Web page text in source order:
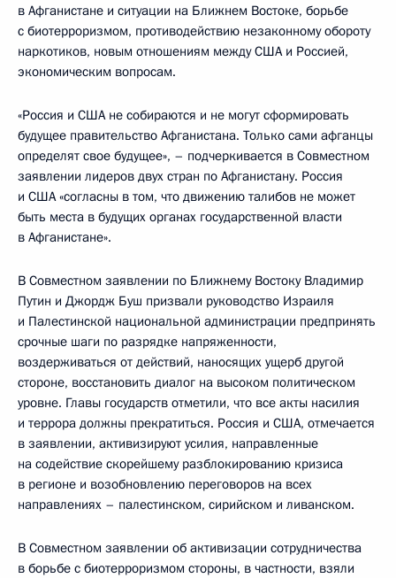
в Афганистане и ситуации на Ближнем Востоке, борьбе
с биотерроризмом, противодействию незаконному обороту
наркотиков, новым отношениям между США и Россией,
экономическим вопросам.
«Россия и США не собираются и не могут сформировать
будущее правительство Афганистана. Только сами афганцы
определят свое будущее», – подчеркивается в Совместном
заявлении лидеров двух стран по Афганистану. Россия
и США «согласны в том, что движению талибов не может
быть места в будущих органах государственной власти
в Афганистане».
В Совместном заявлении по Ближнему Востоку Владимир
Путин и Джордж Буш призвали руководство Израиля
и Палестинской национальной администрации предпринять
срочные шаги по разрядке напряженности,
воздерживаться от действий, наносящих ущерб другой
стороне, восстановить диалог на высоком политическом
уровне. Главы государств отметили, что все акты насилия
и террора должны прекратиться. Россия и США, отмечается
в заявлении, активизируют усилия, направленные
на содействие скорейшему разблокированию кризиса
в регионе и возобновлению переговоров на всех
направлениях – палестинском, сирийском и ливанском.
В Совместном заявлении об активизации сотрудничества
в борьбе с биотерроризмом стороны, в частности, взяли